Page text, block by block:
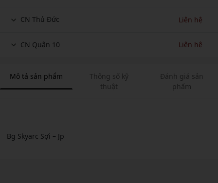
CN Thủ Đức Liên hệ
CN Quận 10 Liên hệ
Mô tả sản phẩm
Thông số kỹ
thuật
Đánh giá sản
phẩm
Bg Skyarc Sợi – Jp